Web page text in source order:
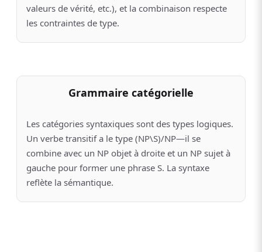
valeurs de vérité, etc.), et la combinaison respecte
les contraintes de type.
Grammaire catégorielle
Les catégories syntaxiques sont des types logiques.
Un verbe transitif a le type (NP\S)/NP—il se
combine avec un NP objet à droite et un NP sujet à
gauche pour former une phrase S. La syntaxe
reflète la sémantique.